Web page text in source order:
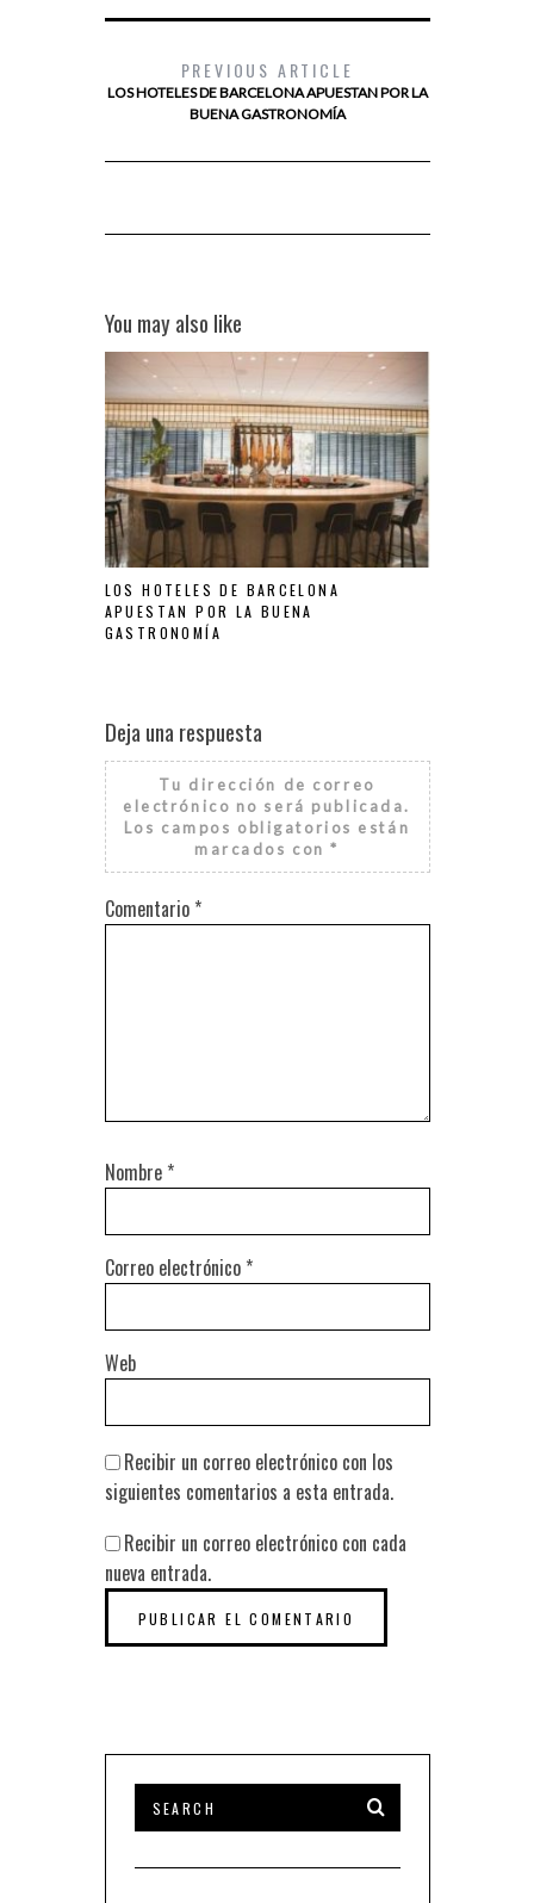
PREVIOUS ARTICLE
LOS HOTELES DE BARCELONA APUESTAN POR LA
BUENA GASTRONOMÍA
You may also like
LOS HOTELES DE BARCELONA
APUESTAN POR LA BUENA
GASTRONOMÍA
Deja una respuesta
Tu dirección de correo
electrónico no será publicada.
Los campos obligatorios están
marcados con*
Comentario *
Nombre *
Correo electrónico *
Web
Recibir un correo electrónico con los
siguientes comentarios a esta entrada.
Recibir un correo electrónico con cada
nueva entrada.